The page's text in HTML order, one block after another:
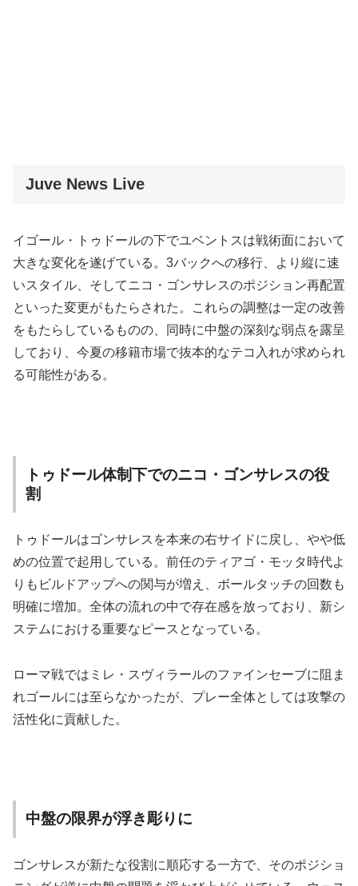
Juve News Live
イゴール・トゥドールの下でユベントスは戦術面において
大きな変化を遂げている。3バックへの移行、より縦に速
いスタイル、そしてニコ・ゴンサレスのポジション再配置
といった変更がもたらされた。これらの調整は一定の改善
をもたらしているものの、同時に中盤の深刻な弱点を露呈
しており、今夏の移籍市場で抜本的なテコ入れが求められ
る可能性がある。
トゥドール体制下でのニコ・ゴンサレスの役
割
トゥドールはゴンサレスを本来の右サイドに戻し、やや低
めの位置で起用している。前任のティアゴ・モッタ時代よ
りもビルドアップへの関与が増え、ボールタッチの回数も
明確に増加。全体の流れの中で存在感を放っており、新シ
ステムにおける重要なピースとなっている。
ローマ戦ではミレ・スヴィラールのファインセーブに阻ま
れゴールには至らなかったが、プレー全体としては攻撃の
活性化に貢献した。
中盤の限界が浮き彫りに
ゴンサレスが新たな役割に順応する一方で、そのポジショ